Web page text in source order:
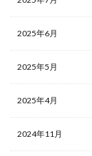
2025年6月
2025年5月
2025年4月
2024年11月